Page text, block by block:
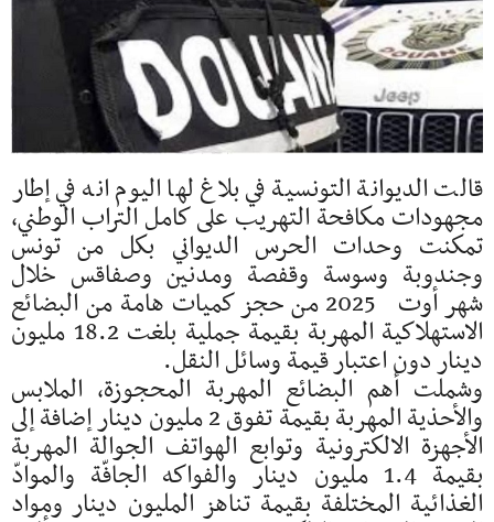
قالت الديوانة التونسية في بلاغ لها اليوم انه في إطار
مجهودات مكافحة التهريب على كامل التراب الوطني،
تمكنت وحدات الحرس الديواني بكل من تونس
وجندوبة وسوسة وقفصة ومدنين وصفاقس خلال
شهر أوت 2025 من حجز كميات هامة من البضائع
الاستهلاكية المهربة بقيمة جملية بلغت 18.2 مليون
دينار دون اعتبار قيمة وسائل النقل.
وشملت أهم البضائع المهربة المحجوزة، الملابس
والأحذية المهربة بقيمة تفوق 2 مليون دينار إضافة إلى
الأجهزة الالكترونية وتوابع الهواتف الجوالة المهربة
بقيمة 1.4 مليون دينار والفواكه الجافّة والموادّ
الغذائية المختلفة بقيمة تناهز المليون دينار ومواد